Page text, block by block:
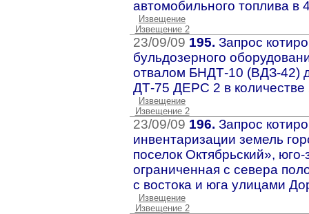
автомобильного топлива в
Извещение
Извещение 2
23/09/09 195. Запрос
бульдозерного
отвалом БНДТ-10 (ВДЗ-42)
ДТ-75 ДЕРС 2 в количестве
Извещение
Извещение 2
23/09/09 196. Запрос
инвентаризации земель
поселок Октябрьский»,
ограниченная с севера
с востока и юга улицами
Извещение
Извещение 2